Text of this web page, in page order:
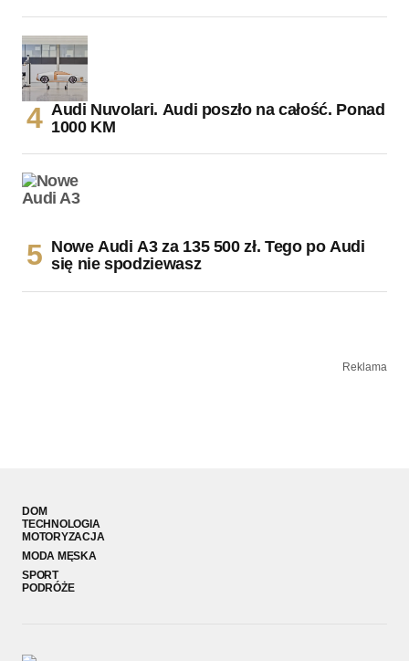
Audi Nuvolari. Audi poszło na całość. Ponad
1000 KM
Nowe Audi A3 za 135 500 zł. Tego po Audi
się nie spodziewasz
Reklama
DOM
TECHNOLOGIA
MOTORYZACJA
MODA MĘSKA
SPORT
PODRÓŻE